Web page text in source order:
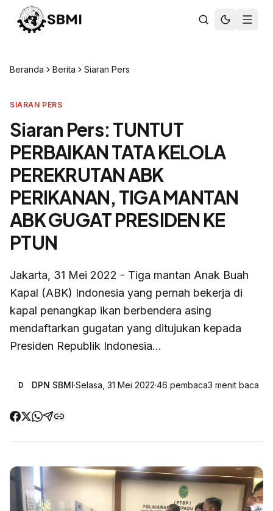
Beranda Berita Siaran Pers
SIARAN PERS
Siaran Pers: TUNTUT
PERBAIKAN TATA KELOLA
PEREKRUTAN ABK
PERIKANAN, TIGA MANTAN
ABK GUGAT PRESIDEN KE
PTUN
Jakarta, 31 Mei 2022 - Tiga mantan Anak Buah
Kapal (ABK) Indonesia yang pernah bekerja di
kapal penangkap ikan berbendera asing
mendaftarkan gugatan yang ditujukan kepada
Presiden Republik Indonesia...
D DPN SBMI·Selasa, 31 Mei 2022·46 pembaca3 menit baca